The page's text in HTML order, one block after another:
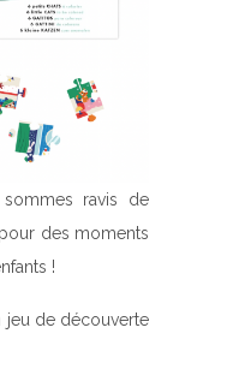
ravis de
des moments
!
jeu de découverte